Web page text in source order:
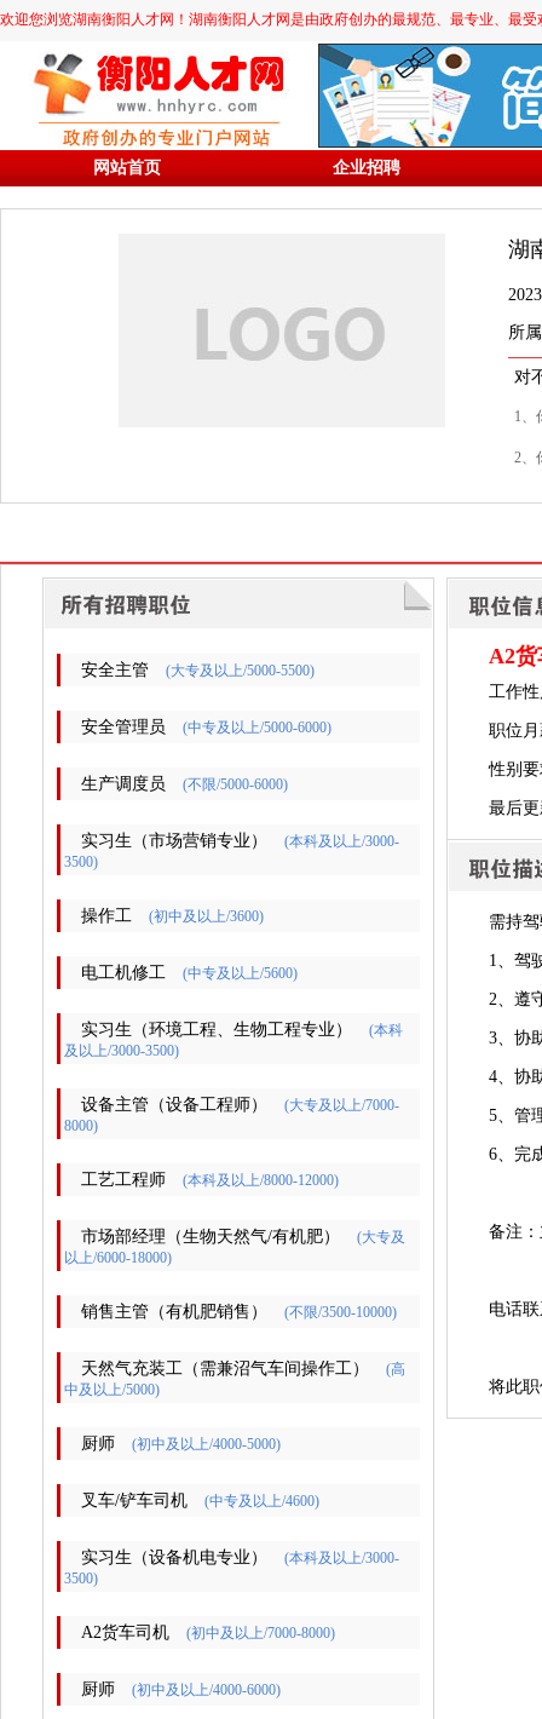
欢迎您浏览湖南衡阳人才网！湖南衡阳人才网是由政府创办的最规范、最专业、最
网站首页 企业招聘
湖
所
对
1、
2、
安全主管 (大专及以上/5000-5500)
安全管理员 (中专及以上/5000-6000)
生产调度员 (不限/5000-6000)
实习生（市场营销专业）
(本科及以上/3000-
3500)
操作工 (初中及以上/3600)
电工机修工 (中专及以上/5600)
实习生（环境工程、生物工程专业）
(本科
及以上/3000-3500)
设备主管（设备工程师）
(大专及以上/7000-
8000)
工艺工程师 (本科及以上/8000-12000)
市场部经理（生物天然气/有机肥）
(大专及
以上/6000-18000)
销售主管（有机肥销售） (不限/3500-10000)
天然气充装工（需兼沼气车间操作工）
(高
中及以上/5000)
厨师 (初中及以上/4000-5000)
叉车/铲车司机 (中专及以上/4600)
实习生（设备机电专业）
(本科及以上/3000-
3500)
A2货车司机 (初中及以上/7000-8000)
厨师 (初中及以上/4000-6000)
A2
工作
职位月
性别
最后
需持
1、驾
2、遵
3、协
4、协
5、管
6、完
备注
电话
将此